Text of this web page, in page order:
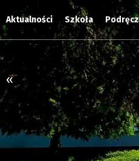
«
Aktualności Szkoła